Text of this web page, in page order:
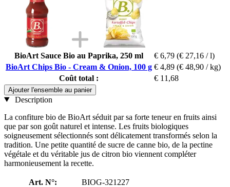
BioArt Sauce Bio au Paprika, 250 ml € 6,79 (€ 27,16 / l)
BioArt Chips Bio - Cream & Onion, 100 g € 4,89 (€ 48,90 / kg)
Coût total :
€ 11,68
Ajouter l'ensemble au panier
Description
La confiture bio de BioArt séduit par sa forte teneur en fruits ainsi
que par son goût naturel et intense. Les fruits biologiques
soigneusement sélectionnés sont délicatement transformés selon la
tradition. Une petite quantité de sucre de canne bio, de la pectine
végétale et du véritable jus de citron bio viennent compléter
harmonieusement la recette.
Art. N°:
BIOG-321227